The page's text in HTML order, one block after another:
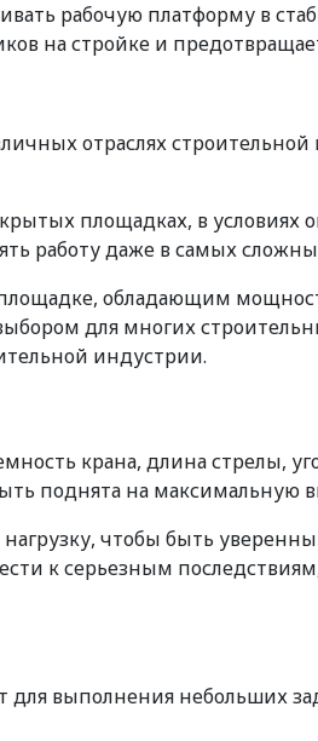
рабочую платформу в
на стройке и
отраслях
площадках, в
работу даже в самых
обладающим
для многих
индустрии.
крана, длина стрелы,
поднята на максимальную
чтобы быть
к серьезным
выполнения небольших